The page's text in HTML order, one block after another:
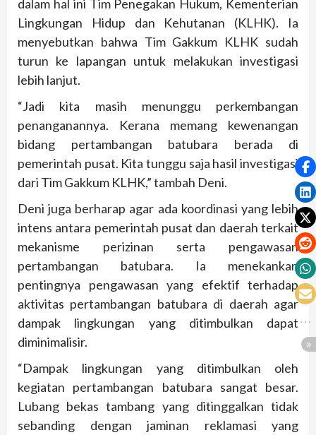
dalam hal ini Tim Penegakan Hukum, Kementerian
Lingkungan Hidup dan Kehutanan (KLHK). Ia
menyebutkan bahwa Tim Gakkum KLHK sudah
turun ke lapangan untuk melakukan investigasi
lebih lanjut.
“Jadi kita masih menunggu perkembangan
penanganannya. Kerana memang kewenangan
bidang pertambangan batubara berada di
pemerintah pusat. Kita tunggu saja hasil investigasi
dari Tim Gakkum KLHK,” tambah Deni.
Deni juga berharap agar ada koordinasi yang lebih
intens antara pemerintah pusat dan daerah terkait
mekanisme perizinan serta pengawasan
pertambangan batubara. Ia menekankan
pentingnya pengawasan yang efektif terhadap
aktivitas pertambangan batubara di daerah agar
dampak lingkungan yang ditimbulkan dapat
diminimalisir.
“Dampak lingkungan yang ditimbulkan oleh
kegiatan pertambangan batubara sangat besar.
Lubang bekas tambang yang ditinggalkan tidak
sebanding dengan jaminan reklamasi yang